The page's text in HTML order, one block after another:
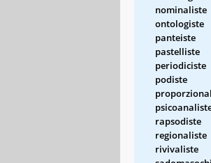
nominaliste
ontologiste
panteiste
pastelliste
periodiciste
podiste
rapsodiste
regionaliste
rivivaliste